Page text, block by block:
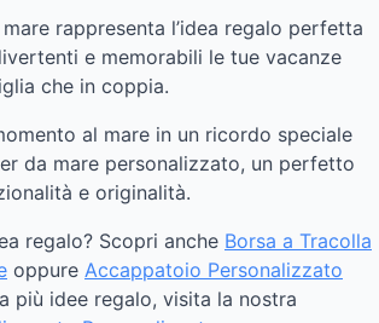
rappresenta l’idea regalo perfetta
e memorabili le tue vacanze
che in coppia.
al mare in un ricordo speciale
da mare personalizzato, un perfetto
e originalità.
regalo? Scopri anche Borsa a Tracolla
oppure Accappatoio Personalizzato
più idee regalo, visita la nostra